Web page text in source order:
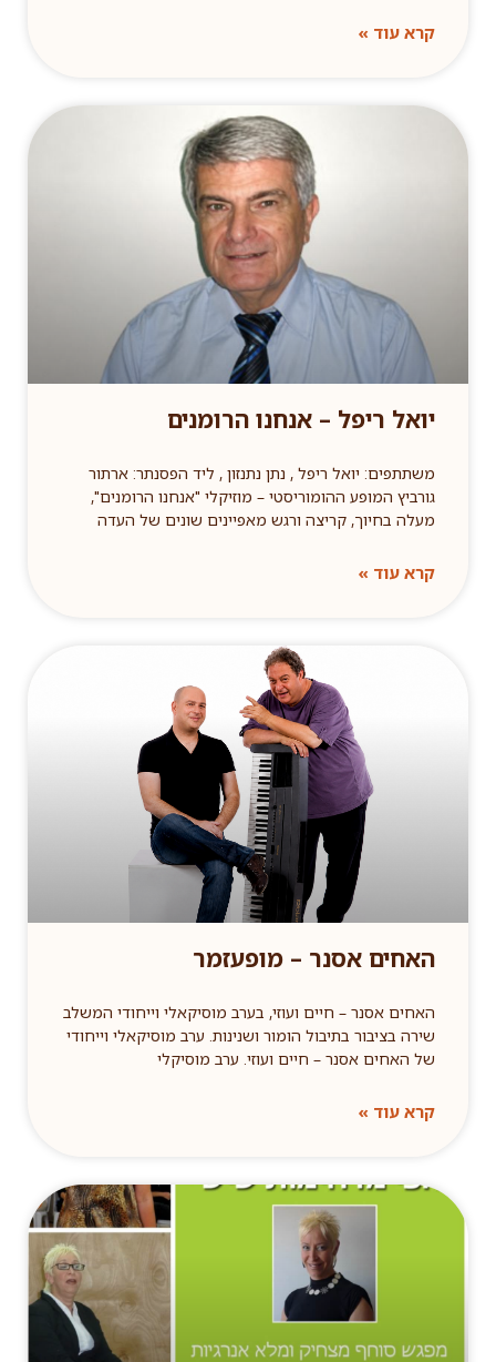
קרא עוד »
יואל ריפל – אנחנו הרומנים
משתתפים: יואל ריפל , נתן נתנזון , ליד הפסנתר: ארתור
גורביץ המופע ההומוריסטי – מוזיקלי "אנחנו הרומנים",
מעלה בחיוך, קריצה ורגש מאפיינים שונים של העדה
קרא עוד »
האחים אסנר – מופעזמר
האחים אסנר – חיים ועוזי, בערב מוסיקאלי וייחודי המשלב
שירה בציבור בתיבול הומור ושנינות. ערב מוסיקאלי וייחודי
של האחים אסנר – חיים ועוזי. ערב מוסיקלי
קרא עוד »